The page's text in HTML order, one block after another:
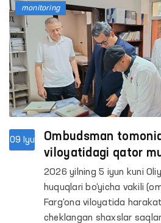
09 Iyu
Ombudsman
viloyatidagi qator
saqlash sharoitlari
2026 yilning 5 iyun kuni
huquqlari bo‘yicha vakili
Farg‘ona viloyatida
cheklangan shaxslar
monitoring